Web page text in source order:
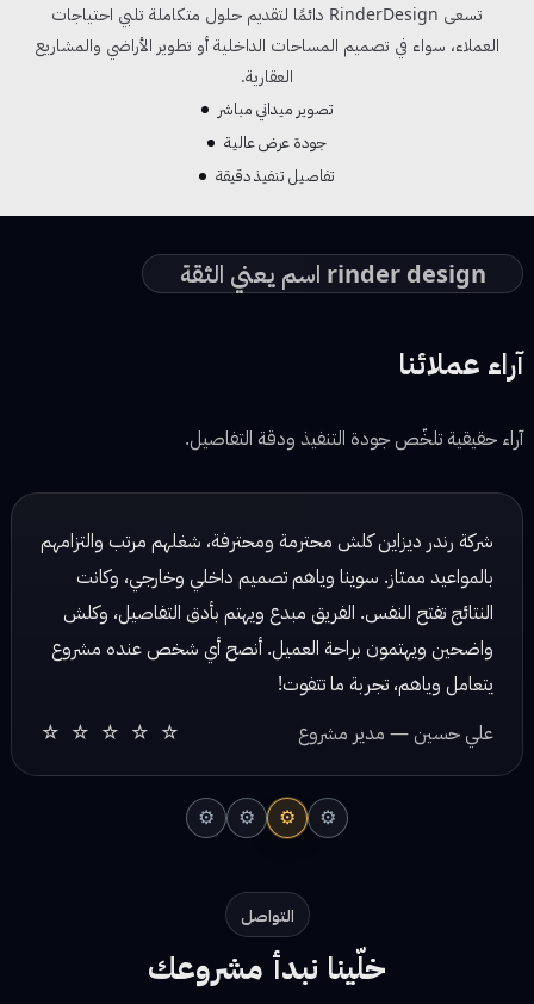
تسعى RinderDesign دائمًا لتقديم حلول متكاملة تلبي احتياجات
العملاء، سواء في تصميم المساحات الداخلية أو تطوير الأراضي والمشاريع
العقارية.
تصوير ميداني مباشر
جودة عرض عالية
تفاصيل تنفيذ دقيقة
rinder design اسم يعني الثقة
آراء عملائنا
آراء حقيقية تلخّص جودة التنفيذ ودقة التفاصيل.
شركة رندر ديزاين شغلهم مرتب وكلش احترافي، يهتمون بالتفاصيل
ويسلمون الشغل بالوقت المحدد. تعاملهم راقي والنتائج دائماً
ممتازة!
نور محمد — مصممة ديكور
☆ ☆ ☆ ☆ ☆
⚙
التواصل
خلّينا نبدأ مشروعك
ابعت لنا تفاصيل المشروع وسنرد عليك بأسرع وقت.